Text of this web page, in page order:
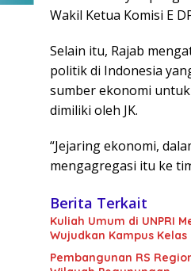
Wakil Ketua Komisi E
Selain itu, Rajab
politik di Indonesia
sumber ekonomi
dimiliki oleh JK.
“Jejaring ekonomi,
mengagregasi itu ke
Berita Terkait
Kuliah Umum di UNPRI
Wujudkan Kampus Kelas
Pembangunan RS